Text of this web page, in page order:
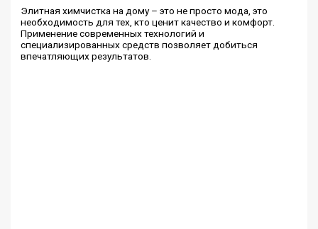
Элитная химчистка на дому – это не просто мода, это
необходимость для тех, кто ценит качество и комфорт.
Применение современных технологий и
специализированных средств позволяет добиться
впечатляющих результатов.